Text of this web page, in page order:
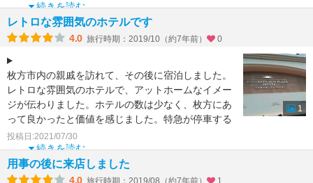
続きを読む
レトロな雰囲気のホテルです
4.0 旅行時期：2019/10（約7年前） 0
枚方市内の親戚を訪れて、その後に宿泊しました。
レトロな雰囲気のホテルで、アットホームなイメー
ジが伝わりました。ホテルの数は少なく、枚方にあ
って良かったと価値を感じました。特急が停車する
駅なのでこれから
続きを読む
投稿日:2021/07/30
1
用事の後に来店しました
4.0 旅行時期：2019/08（約7年前） 1